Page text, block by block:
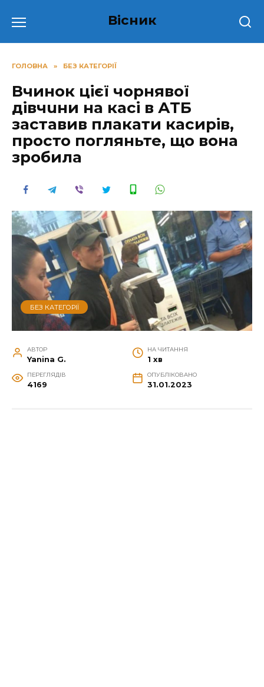
до
Вісник
ГОЛОВНА » БЕЗ КАТЕГОРІЇ
Вчинок цієї чорнявої
дівчuни на касі в АТБ
заставив плакати касирів,
просто погляньте, що вона
зробила
БЕЗ КАТЕГОРІЇ
АВТОР
Yanina G.
НА ЧИТАННЯ
1 хв
ПЕРЕГЛЯДІВ
4169
ОПУБЛІКОВАНО
31.01.2023